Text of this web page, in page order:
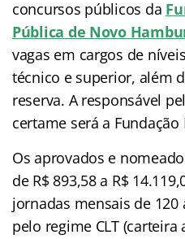
concursos públicos da
Pública de Novo
vagas em cargos de
técnico e superior, além
reserva. A responsável
certame será a Fundação
Os aprovados e
de R$ 893,58 a R$
jornadas mensais de
pelo regime CLT (carteira